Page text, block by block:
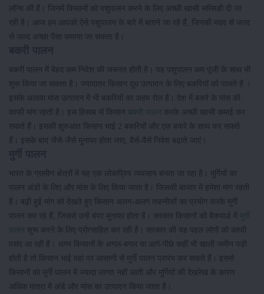
लॉन्च की हैं। जिनमें किसानों को पशुपालन करने के लिए अच्छी खासी सब्सिडी दी जा
रही है। आज हम आपको ऐसे पशुपालन के बारे में बताने जा रहे हैं, जिनकी मदद से जल्द
से जल्द अच्छा पैसा कमाया जा सकता है।
बकरी पालन में बेहद कम निवेश की जरूरत होती है। यह पशुपालन कम पूंजी के साथ भी
शुरू किया जा सकता है। ज्यादातर किसान दूध उत्पादन के लिए बकरियों को पालते है ।
इसके अलावा मांस उत्पादन में भी बकरियों का अहम रोल है। देश में बकरे के मांस की
काफी मांग रहती है। इस हिसाब से किसान
बकरी पालन करके अच्छी खासी कमाई कर
सकते हैं। इसकी शुरुआत किसान भाई 2 बकरियों और एक बकरे के साथ कर सकते
हैं। इसके बाद जैसे-जैसे मुनाफा होता जाए, वैसे-वैसे निवेश बढ़ाते जाएं।
भारत के ग्रामीण क्षेत्रों में यह एक लोकप्रिय व्यवसाय बनता जा रहा है। मुर्गियों का
पालन अंडों के लिए और मांस के लिए किया जाता है। जिसकी बाजार में हमेशा मांग रहती
है। बढ़ी हुई मांग को देखते हुए किसान अलग-अलग तकनीकों का प्रयोग करके मुर्गी
पालन कर रहे हैं, जिससे उन्हें बंपर मुनाफा होता है। सरकार किसानों को बैकयार्ड में मुर्गी
पालन शुरू करने के लिए प्रोत्साहित कर रही है। सरकार की यह पहल लोगों को काफी
पसंद आ रही है। अगर किसानों के अगल-बगल या आगे-पीछे कहीं भी खाली जमीन पड़ी
होती है तो किसान भाई वहां पर आसानी से मुर्गी पालन प्रारंभ कर सकते हैं। इससे
किसानों को मुर्गी पालन में ज्यादा लागत नहीं आती और मुर्गियों की देखरेख के कारण
अधिक मात्रा में अंडे और मांस का उत्पादन किया जाता है।